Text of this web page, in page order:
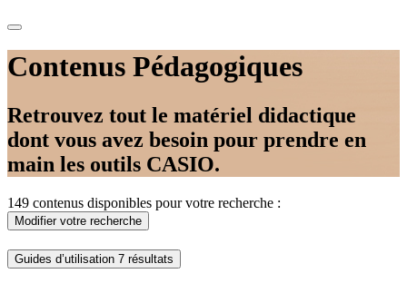
Contenus Pédagogiques
Retrouvez tout le matériel didactique
dont vous avez besoin pour prendre en
main les outils CASIO.
149 contenus disponibles pour votre recherche :
Modifier votre recherche
Guides d’utilisation 7 résultats